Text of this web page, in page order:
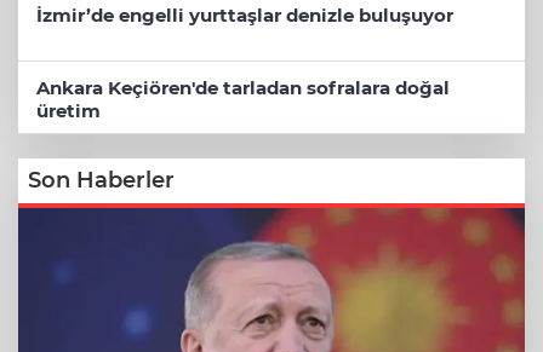
İzmir’de engelli yurttaşlar denizle buluşuyor
Ankara Keçiören'de tarladan sofralara doğal
üretim
Son Haberler